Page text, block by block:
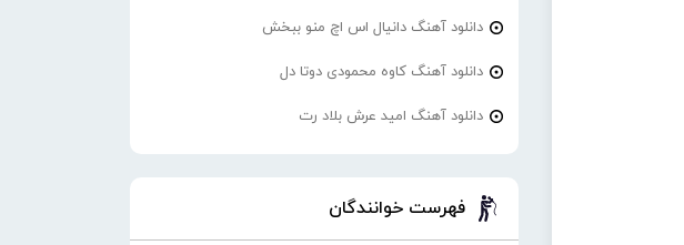
دانلود آهنگ دانیال اس اچ منو ببخش
دانلود آهنگ کاوه محمودی دوتا دل
دانلود آهنگ امید عرش بلاد رت
فهرست خوانندگان